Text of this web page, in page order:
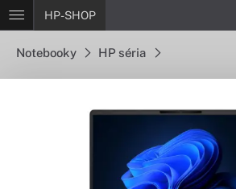
HP-SHOP
Notebooky HP séria